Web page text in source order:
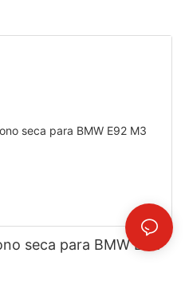
seca para BMW E92